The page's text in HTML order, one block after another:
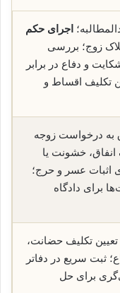
اجرای حکم
زوج؛ بررسی
و دفاع در برابر
تکلیف اقساط و
به درخواست زوجه
خشونت یا
اثبات عسر و حرج؛
برای دادگاه
تعیین تکلیف حضانت،
ثبت سریع در دفاتر
برای حل